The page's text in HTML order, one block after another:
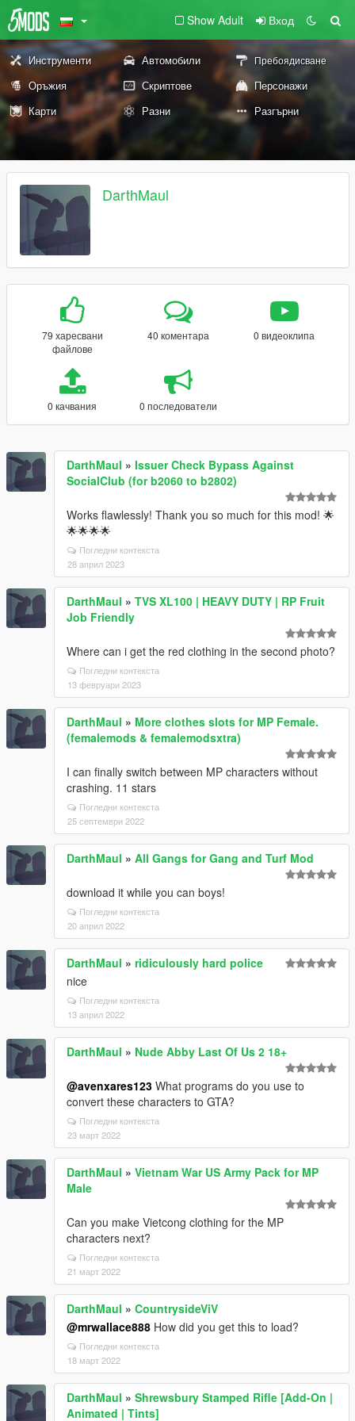
Show Adult Вход
Инструменти Автомобили Пребоядисване
Оръжия Скриптове
Персонажи
Карти
Разни Разгърни
DarthMaul
79 харесвани
файлове
40 коментара 0 видеоклипа
0 качвания 0 последователи
DarthMaul » Issuer Check Bypass Against
SocialClub (for b2060 to b2802)
Works flawlessly! Thank you so much for this mod! 🌟
🌟🌟🌟🌟
Погледни контекста
28 април 2023
DarthMaul » TVS XL100 | HEAVY DUTY | RP Fruit
Job Friendly
Where can i get the red clothing in the second photo?
Погледни контекста
13 февруари 2023
DarthMaul » More clothes slots for MP Female.
(femalemods & femalemodsxtra)
I can finally switch between MP characters without
crashing. 11 stars
Погледни контекста
25 септември 2022
DarthMaul » All Gangs for Gang and Turf Mod
download it while you can boys!
Погледни контекста
20 април 2022
DarthMaul » ridiculously hard police
nice
Погледни контекста
13 април 2022
DarthMaul » Nude Abby Last Of Us 2 18+
@avenxares123 What programs do you use to
convert these characters to GTA?
Погледни контекста
23 март 2022
DarthMaul » Vietnam War US Army Pack for MP
Male
Can you make Vietcong clothing for the MP
characters next?
Погледни контекста
21 март 2022
DarthMaul » CountrysideViV
@mrwallace888 How did you get this to load?
Погледни контекста
18 март 2022
DarthMaul » Shrewsbury Stamped Rifle [Add-On |
Animated | Tints]